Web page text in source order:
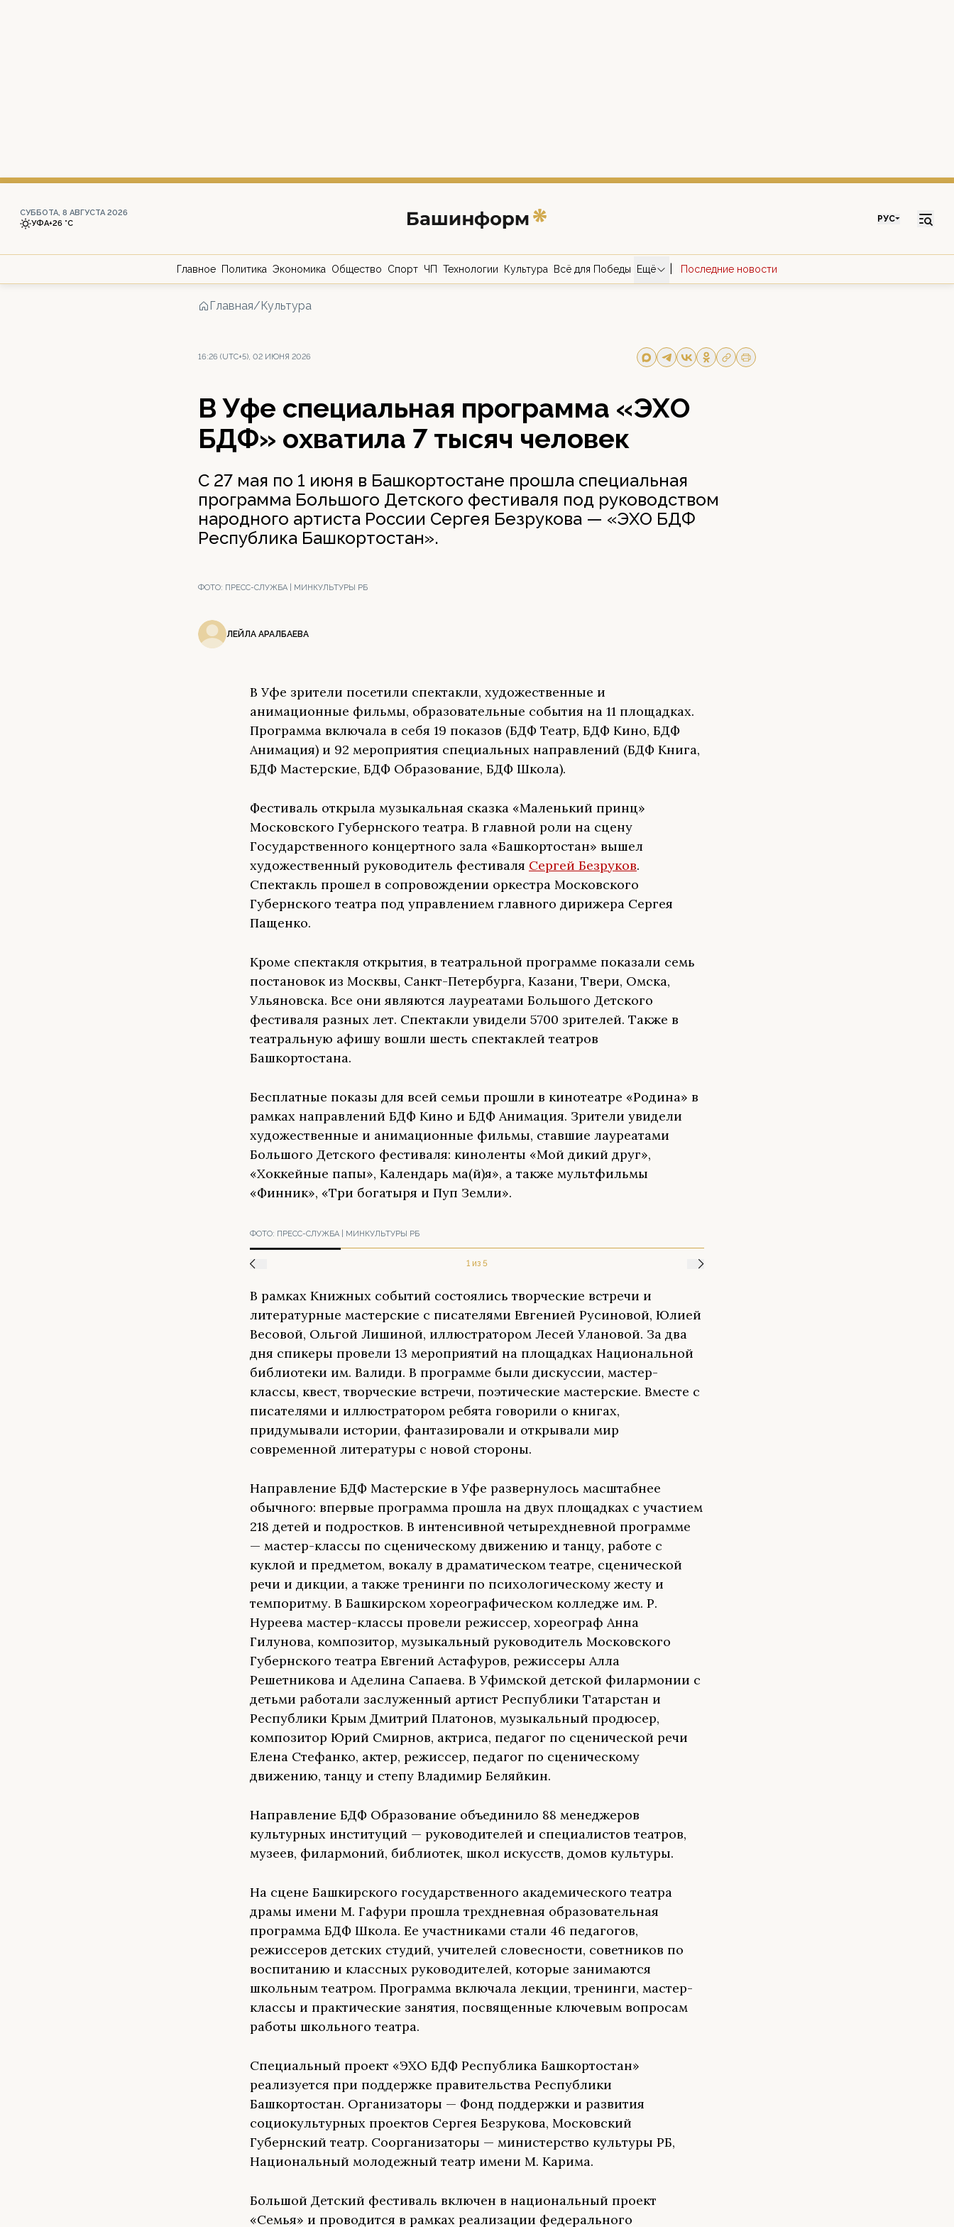
СУББОТА, 8 АВГУСТА 2026
УФА+26 °С РУС
Главное Политика Экономика Общество Спорт ЧП Технологии Культура Всё для Победы Ещё Последние новости
Главная/Культура
16:26 (UTC+5), 02 ИЮНЯ 2026
В Уфе специальная программа «ЭХО
БДФ» охватила 7 тысяч человек
С 27 мая по 1 июня в Башкортостане прошла специальная
программа Большого Детского фестиваля под руководством
народного артиста России Сергея Безрукова — «ЭХО БДФ
Республика Башкортостан».
ФОТО: ПРЕСС-СЛУЖБА | МИНКУЛЬТУРЫ РБ
ЛЕЙЛА АРАЛБАЕВА
В Уфе зрители посетили спектакли, художественные и
анимационные фильмы, образовательные события на 11 площадках.
Программа включала в себя 19 показов (БДФ Театр, БДФ Кино, БДФ
Анимация) и 92 мероприятия специальных направлений (БДФ Книга,
БДФ Мастерские, БДФ Образование, БДФ Школа).
Фестиваль открыла музыкальная сказка «Маленький принц»
Московского Губернского театра. В главной роли на сцену
Государственного концертного зала «Башкортостан» вышел
художественный руководитель фестиваля Сергей Безруков.
Спектакль прошел в сопровождении оркестра Московского
Губернского театра под управлением главного дирижера Сергея
Пащенко.
Кроме спектакля открытия, в театральной программе показали семь
постановок из Москвы, Санкт-Петербурга, Казани, Твери, Омска,
Ульяновска. Все они являются лауреатами Большого Детского
фестиваля разных лет. Спектакли увидели 5700 зрителей. Также в
театральную афишу вошли шесть спектаклей театров
Башкортостана.
Бесплатные показы для всей семьи прошли в кинотеатре «Родина» в
рамках направлений БДФ Кино и БДФ Анимация. Зрители увидели
художественные и анимационные фильмы, ставшие лауреатами
Большого Детского фестиваля: киноленты «Мой дикий друг»,
«Хоккейные папы», Календарь ма(й)я», а также мультфильмы
«Финник», «Три богатыря и Пуп Земли».
ФОТО: ПРЕСС-СЛУЖБА | МИНКУЛЬТУРЫ РБ
1 из 5
В рамках Книжных событий состоялись творческие встречи и
литературные мастерские с писателями Евгенией Русиновой, Юлией
Весовой, Ольгой Лишиной, иллюстратором Лесей Улановой. За два
дня спикеры провели 13 мероприятий на площадках Национальной
библиотеки им. Валиди. В программе были дискуссии, мастер-
классы, квест, творческие встречи, поэтические мастерские. Вместе с
писателями и иллюстратором ребята говорили о книгах,
придумывали истории, фантазировали и открывали мир
современной литературы с новой стороны.
Направление БДФ Мастерские в Уфе развернулось масштабнее
обычного: впервые программа прошла на двух площадках с участием
218 детей и подростков. В интенсивной четырехдневной программе
— мастер-классы по сценическому движению и танцу, работе с
куклой и предметом, вокалу в драматическом театре, сценической
речи и дикции, а также тренинги по психологическому жесту и
темпоритму. В Башкирском хореографическом колледже им. Р.
Нуреева мастер-классы провели режиссер, хореограф Анна
Гилунова, композитор, музыкальный руководитель Московского
Губернского театра Евгений Астафуров, режиссеры Алла
Решетникова и Аделина Сапаева. В Уфимской детской филармонии с
детьми работали заслуженный артист Республики Татарстан и
Республики Крым Дмитрий Платонов, музыкальный продюсер,
композитор Юрий Смирнов, актриса, педагог по сценической речи
Елена Стефанко, актер, режиссер, педагог по сценическому
движению, танцу и степу Владимир Беляйкин.
Направление БДФ Образование объединило 88 менеджеров
культурных институций — руководителей и специалистов театров,
музеев, филармоний, библиотек, школ искусств, домов культуры.
На сцене Башкирского государственного академического театра
драмы имени М. Гафури прошла трехдневная образовательная
программа БДФ Школа. Ее участниками стали 46 педагогов,
режиссеров детских студий, учителей словесности, советников по
воспитанию и классных руководителей, которые занимаются
школьным театром. Программа включала лекции, тренинги, мастер-
классы и практические занятия, посвященные ключевым вопросам
работы школьного театра.
Специальный проект «ЭХО БДФ Республика Башкортостан»
реализуется при поддержке правительства Республики
Башкортостан. Организаторы — Фонд поддержки и развития
социокультурных проектов Сергея Безрукова, Московский
Губернский театр. Соорганизаторы — министерство культуры РБ,
Национальный молодежный театр имени М. Карима.
Большой Детский фестиваль включен в национальный проект
«Семья» и проводится в рамках реализации федерального